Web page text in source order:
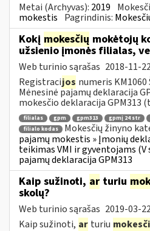
Metai (Archyvas): 2019
mokestis Pagrindinis:
Kokį mokesčių mokėtojų
užsienio įmonės filialas,
Web turinio sąrašas 2018-11-
Registracijos numeris
Mėnesinė pajamų deklaracija
mokesčio deklaracija GPM313
filialas gpm gpm313 gpmį 24 str
filialo kodas
Mokesčių žinyno
pajamų mokestis » Įmonių
teikimas VMI ir gyventojams (V
pajamų deklaracija GPM313
Kaip sužinoti, ar turiu
skolų?
Web turinio sąrašas 2019-03-
Kaip sužinoti, ar turiu